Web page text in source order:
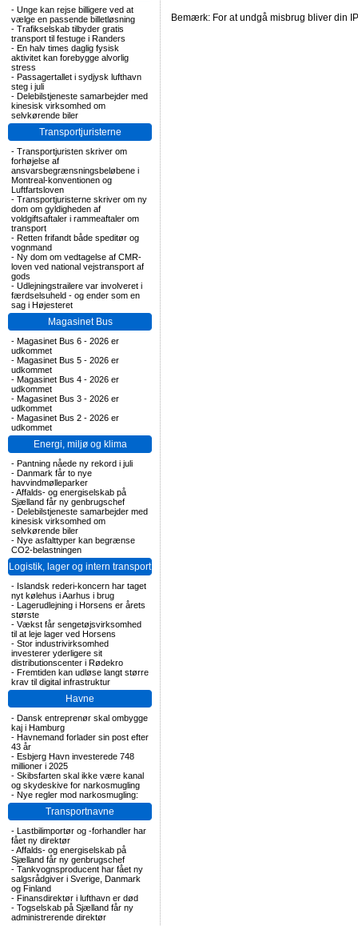
- Unge kan rejse billigere ved at
vælge en passende billetløsning
- Trafikselskab tilbyder gratis
transport til festuge i Randers
- En halv times daglig fysisk
aktivitet kan forebygge alvorlig
stress
- Passagertallet i sydjysk lufthavn
steg i juli
- Delebilstjeneste samarbejder med
kinesisk virksomhed om
selvkørende biler
Transportjuristerne
- Transportjuristen skriver om
forhøjelse af
ansvarsbegrænsningsbeløbene i
Montreal-konventionen og
Luftfartsloven
- Transportjuristerne skriver om ny
dom om gyldigheden af
voldgiftsaftaler i rammeaftaler om
transport
- Retten frifandt både speditør og
vognmand
- Ny dom om vedtagelse af CMR-
loven ved national vejstransport af
gods
- Udlejningstrailere var involveret i
færdselsuheld - og ender som en
sag i Højesteret
Magasinet Bus
- Magasinet Bus 6 - 2026 er
udkommet
- Magasinet Bus 5 - 2026 er
udkommet
- Magasinet Bus 4 - 2026 er
udkommet
- Magasinet Bus 3 - 2026 er
udkommet
- Magasinet Bus 2 - 2026 er
udkommet
Energi, miljø og klima
- Pantning nåede ny rekord i juli
- Danmark får to nye
havvindmølleparker
-Affalds- og energiselskab på
Sjælland får ny genbrugschef
- Delebilstjeneste samarbejder med
kinesisk virksomhed om
selvkørende biler
- Nye asfalttyper kan begrænse
CO2-belastningen
Logistik, lager og intern transport
- Islandsk rederi-koncern har taget
nyt kølehus i Aarhus i brug
- Lagerudlejning i Horsens er årets
største
- Vækst får sengetøjsvirksomhed
til at leje lager ved Horsens
- Stor industrivirksomhed
investerer yderligere sit
distributionscenter i Rødekro
- Fremtiden kan udløse langt større
krav til digital infrastruktur
Havne
- Dansk entreprenør skal ombygge
kaj i Hamburg
- Havnemand forlader sin post efter
43 år
- Esbjerg Havn investerede 748
millioner i 2025
- Skibsfarten skal ikke være kanal
og skydeskive for narkosmugling
- Nye regler mod narkosmugling:
Transportnavne
- Lastbilimportør og -forhandler har
fået ny direktør
-Affalds- og energiselskab på
Sjælland får ny genbrugschef
- Tankvognsproducent har fået ny
salgsrådgiver i Sverige, Danmark
og Finland
- Finansdirektør i lufthavn er død
- Togselskab på Sjælland får ny
administrerende direktør
Bemærk: For at undgå misbrug bliver din